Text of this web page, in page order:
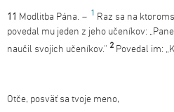
11 Modlitba Pána. – 1 Raz sa na
povedal mu jeden z jeho učeníkov:
naučil svojich učeníkov.“ 2 Povedal im:
Otče, posväť sa tvoje meno,